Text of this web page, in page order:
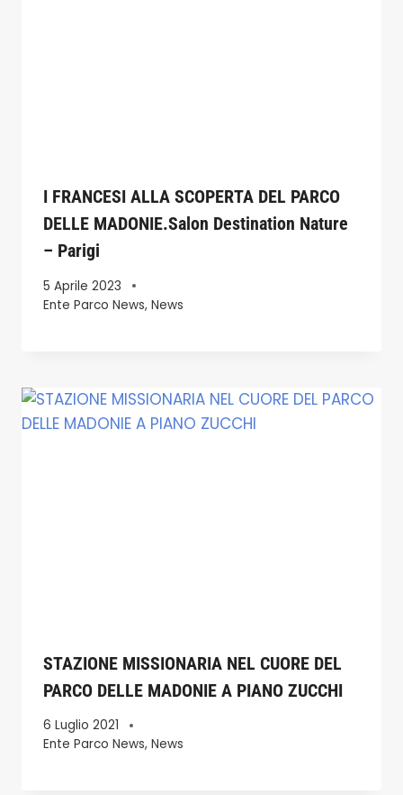
I FRANCESI ALLA SCOPERTA DEL PARCO
DELLE MADONIE.Salon Destination Nature
– Parigi
5 Aprile 2023
Ente Parco News, News
STAZIONE MISSIONARIA NEL CUORE DEL
PARCO DELLE MADONIE A PIANO ZUCCHI
6 Luglio 2021
Ente Parco News, News